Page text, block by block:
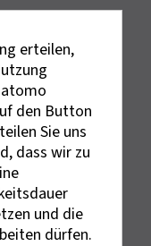
erteilen,
den Button
Sie uns
dass wir zu
und die
dürfen.